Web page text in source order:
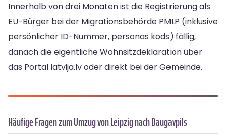
Innerhalb von drei Monaten ist die Registrierung als
EU-Bürger bei der Migrationsbehörde PMLP (inklusive
persönlicher ID-Nummer, personas kods) fällig,
danach die eigentliche Wohnsitzdeklaration über
das Portal latvija.lv oder direkt bei der Gemeinde.
Häufige Fragen zum Umzug von Leipzig nach Daugavpils